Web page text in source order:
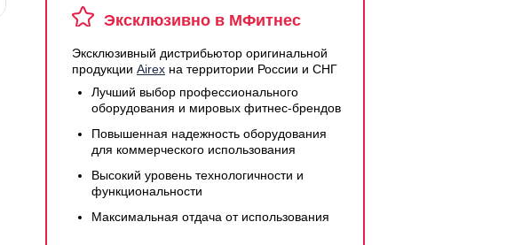
Эксклюзивно в МФитнес
Эксклюзивный дистрибьютор оригинальной
продукции Airex на территории России и СНГ
Лучший выбор профессионального
оборудования и мировых фитнес-брендов
Повышенная надежность оборудования
для коммерческого использования
Высокий уровень технологичности и
функциональности
Максимальная отдача от использования